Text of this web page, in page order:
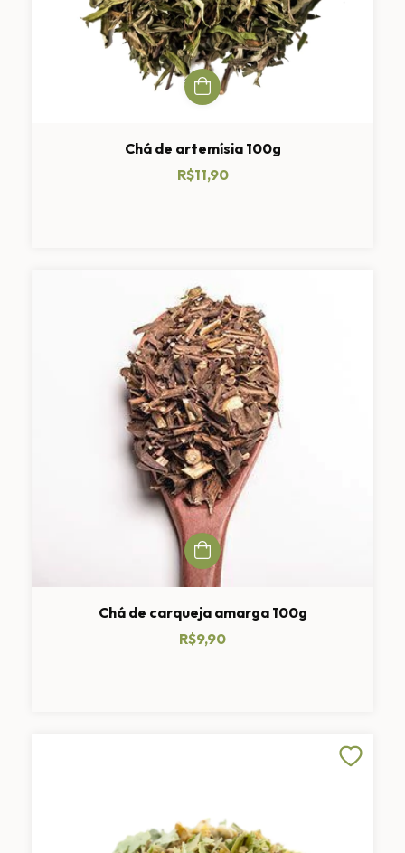
Chá de artemísia 100g
R$11,90
Chá de carqueja amarga 100g
R$9,90